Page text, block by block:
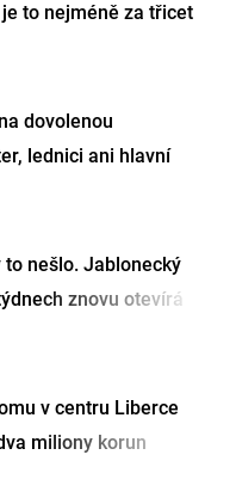
to nejméně za třicet
dovolenou
lednici ani hlavní
to nešlo. Jablonecký
znovu otevírá
v centru Liberce
miliony korun